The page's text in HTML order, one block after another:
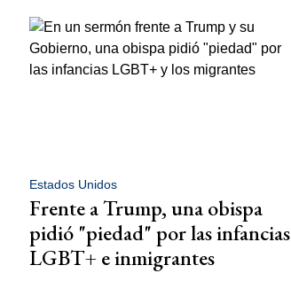
Estados Unidos
Frente a Trump, una obispa
pidió "piedad" por las infancias
LGBT+ e inmigrantes